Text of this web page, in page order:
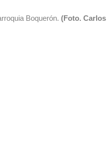
Boquerón. (Foto. Carlos